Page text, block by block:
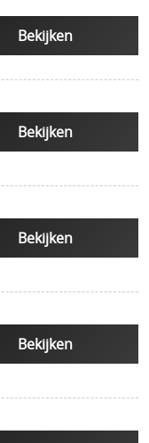
Technologie
op
2019
hulpdiensten
Bekijken
Bekijken
Bekijken
Bekijken